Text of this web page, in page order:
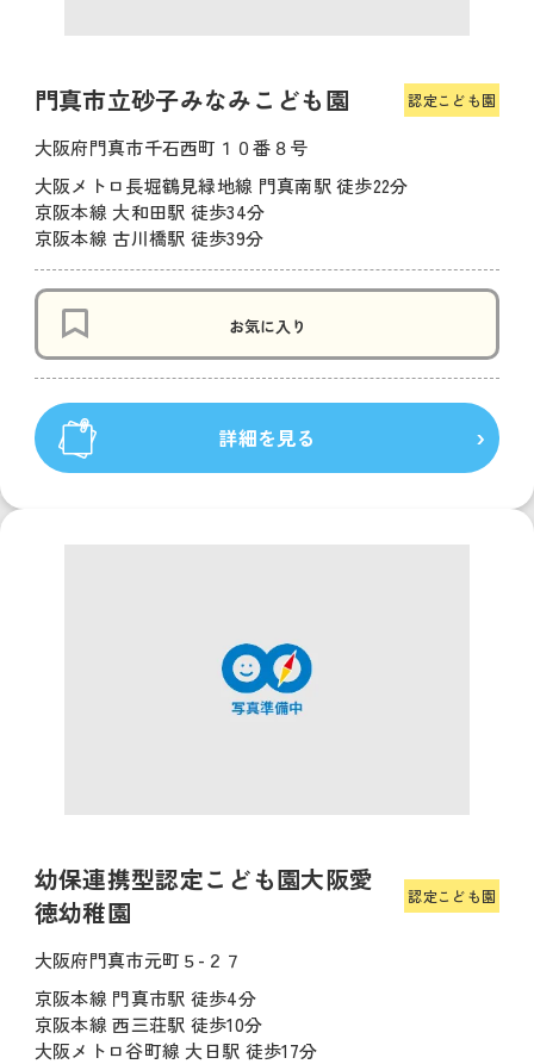
門真市立砂子みなみこども園 認定こども園
大阪府門真市千石西町１０番８号
大阪メトロ長堀鶴見緑地線 門真南駅 徒歩22分
京阪本線 大和田駅 徒歩34分
京阪本線 古川橋駅 徒歩39分
お気に入り
詳細を見る
幼保連携型認定こども園大阪愛
徳幼稚園
認定こども園
大阪府門真市元町５-２７
京阪本線 門真市駅 徒歩4分
京阪本線 西三荘駅 徒歩10分
大阪メトロ谷町線 大日駅 徒歩17分